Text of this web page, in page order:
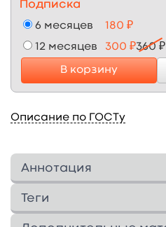
Подписка
6 месяцев 180 ₽
12 месяцев 300 ₽360 ₽
В корзину
Описание по ГОСТу
Аннотация
Учебное
«Токсикологическая
Теги